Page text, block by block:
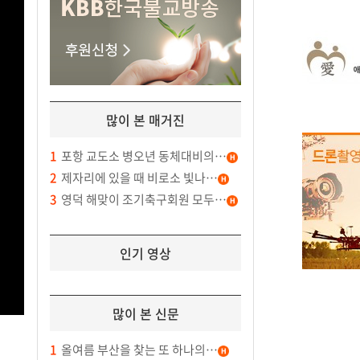
많이 본 매거진
1 포항 교도소 병오년 동체대비의…
2 제자리에 있을 때 비로소 빛나…
3 영덕 해맞이 조기축구회원 모두…
인기 영상
많이 본 신문
1 올여름 부산을 찾는 또 하나의…